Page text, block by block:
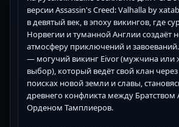
версии Assassin's Creed: Valhalla by
в девятый век, в эпоху викингов, где
Норвегии и туманной Англии создаёт
атмосферу приключений и
— могучий викинг Eivor (мужчина или
выбор), который ведёт свой клан
поисках новой земли и славы,
древнего конфликта между Братством
Орденом Тамплиеров.